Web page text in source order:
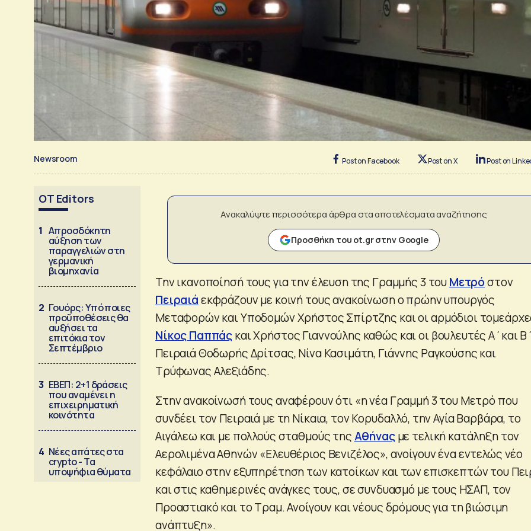
Newsroom Post on Facebook Post on X Post on
OT Editors
1 Απροσδόκητη
αύξηση των
παραγγελιών στη
γερμανική
βιομηχανία
2 Γουόρς: Υπό ποιες
προϋποθέσεις θα
αυξήσει τα
επιτόκια τον
Σεπτέμβριο
3 ΕΒΕΠ: 2+1 δράσεις
που αναμένει η
επιχειρηματική
κοινότητα
4 Νέες απάτες στα
crypto - Τα
υποψήφια θύματα
Ανακαλύψτε περισσότερα άρθρα στα αποτελέσματα αναζήτησης
Προσθήκη του ot.gr στην Google
Την ικανοποίησή τους για την έλευση της Γραμμής 3 τουΜετρόστον
Πειραιάεκφράζουν με κοινή τους ανακοίνωση ο πρώην υπουργός
Μεταφορών και Υποδομών Χρήστος Σπίρτζης και οι αρμόδιοι
Νίκος Παππάςκαι Χρήστος Γιαννούλης καθώς και οι βουλευτές Α΄και Β΄
Πειραιά Θοδωρής Δρίτσας, Νίνα Κασιμάτη, Γιάννης Ραγκούσης και
Τρύφωνας Αλεξιάδης.
Στην ανακοίνωσή τους αναφέρουν ότι «η νέα Γραμμή 3 του Μετρό που
συνδέει τον Πειραιά με τη Νίκαια, τον Κορυδαλλό, την Αγία Βαρβάρα, το
Αιγάλεω και με πολλούς σταθμούς τηςΑθήναςμε τελική κατάληξη τον
Αερολιμένα Αθηνών «Ελευθέριος Βενιζέλος», ανοίγουν ένα εντελώς νέο
κεφάλαιο στην εξυπηρέτηση των κατοίκων και των επισκεπτών του
και στις καθημερινές ανάγκες τους, σε συνδυασμό με τους ΗΣΑΠ, τον
Προαστιακό και το Τραμ. Ανοίγουν και νέους δρόμους για τη βιώσιμη
ανάπτυξη».